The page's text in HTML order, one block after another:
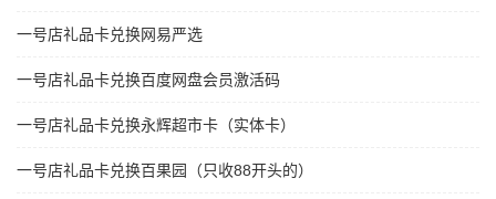
一号店礼品卡兑换网易严选
一号店礼品卡兑换百度网盘会员激活码
一号店礼品卡兑换永辉超市卡（实体卡）
一号店礼品卡兑换百果园（只收88开头的）